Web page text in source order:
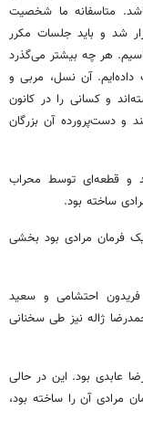
متاسفانه ما شخصیت
شد و باید جلسات مکرر
هر چه بیشتر می‌گذرد
آن نسل، مربی و
و کسانی را در کانون
و دست‌پرورده آن بزرگان
و قطعه‌ای توسط محراب
ساخته بود.
فرمان مرادی بود بخشی
احتشامی و سعید
ژاله نیز طی سخنانی
عابدی بود. این در حالی
مرادی آن را ساخته بود،